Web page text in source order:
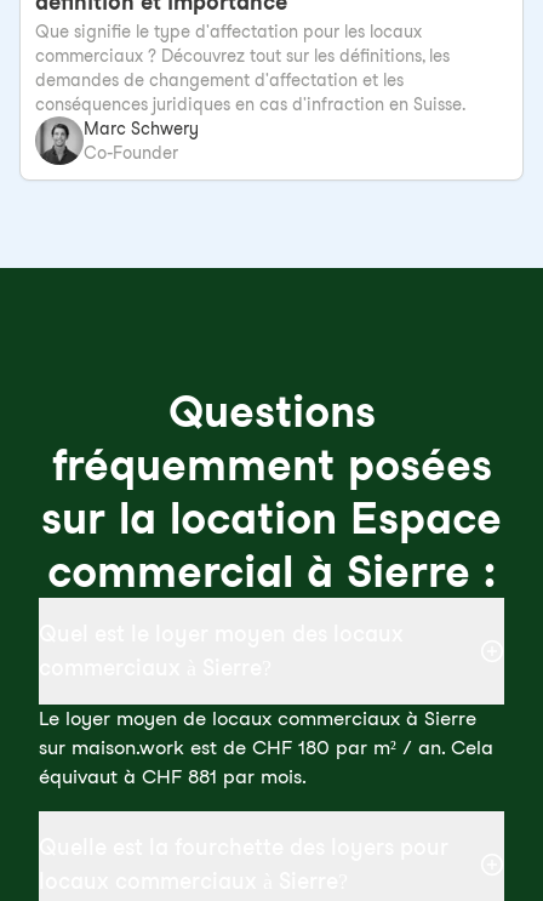
Que signifie le type d'affectation pour les locaux
commerciaux ? Découvrez tout sur les définitions, les
demandes de changement d'affectation et les
conséquences juridiques en cas d'infraction en Suisse.
Marc Schwery
Co-Founder
Questions
fréquemment posées
sur la location Espace
commercial à Sierre :
Le loyer moyen de locaux commerciaux à Sierre
sur maison.work est de CHF 180 par m² / an. Cela
équivaut à CHF 881 par mois.